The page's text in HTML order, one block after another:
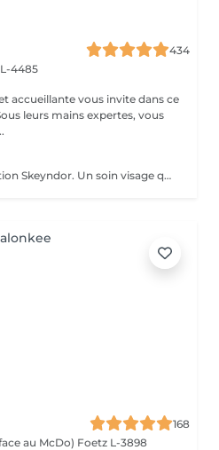
434
4485
accueillante vous invite dans ce
leurs mains expertes, vous
Soin visage nouvelle génération Skeyndor. Un soin visage qui va mattifier, resserer les pores et nettoyer en profondeur. Il va équilibrer la production de sébum. Idéal pour peaux épaisses, pores dilatées, mixte et/ou grasse à tendance acnéique.
168
au McDo) Foetz L-3898